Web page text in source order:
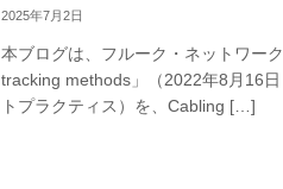
2025年7月2日
本ブログは、フルーク・ネットワー
tracking methods」（2022年8月16
トプラクティス）を、Cabling […]